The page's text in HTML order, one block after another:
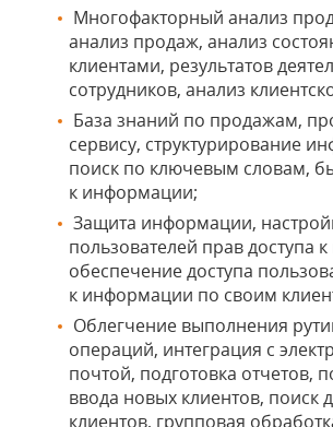
Многофакторный анализ
анализ продаж, анализ
клиентами, результатов
сотрудников, анализ
База знаний по продажам,
сервису, структурирование
поиск по ключевым словам,
к информации;
Защита информации,
пользователей прав доступа
обеспечение доступа
к информации по своим
Облегчение выполнения
операций, интеграция с
почтой, подготовка отчетов,
ввода новых клиентов, поиск
клиентов, групповая